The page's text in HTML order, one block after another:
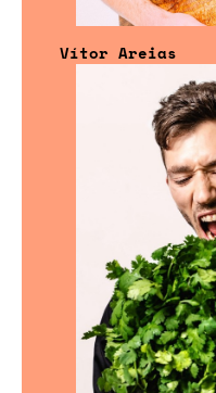
Vítor Areias